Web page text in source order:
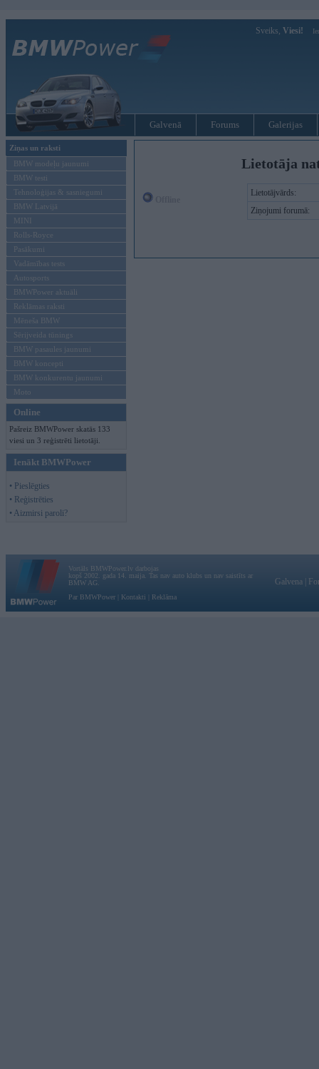
Sveiks, Viesi!
Galvenā Forums Galerijas
Ziņas un raksti
BMW modeļu jaunumi
BMW testi
Tehnoloģijas & sasniegumi
BMW Latvijā
MINI
Rolls-Royce
Pasākumi
Vadāmības tests
Autosports
BMWPower aktuāli
Reklāmas raksti
Mēneša BMW
Sērijveida tūnings
BMW pasaules jaunumi
BMW koncepti
BMW konkurentu jaunumi
Moto
Online
Pašreiz BMWPower skatās 133
viesi un 3 reģistrēti lietotāji.
Ienākt BMWPower
• Pieslēgties
• Reģistrēties
• Aizmirsi paroli?
Lietotāja
Lietotājvārds:
Ziņojumi forumā:
Vortāls BMWPower.lv darbojas
kopš 2002. gada 14. maija. Tas nav auto klubs un nav saistīts ar
BMW AG.
Par BMWPower
Kontakti Reklāma
Galvena